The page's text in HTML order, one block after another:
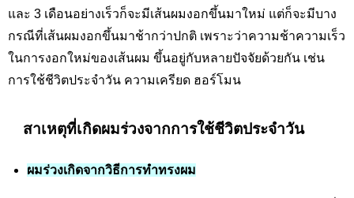
และ 3 เดือนอย่างเร็วก็จะมีเส้นผมงอกขึ้นมาใหม่ แต่ก็จะมีบาง
กรณีที่เส้นผมงอกขึ้นมาช้ากว่าปกติ เพราะว่าความช้าความเร็ว
ในการงอกใหม่ของเส้นผม ขึ้นอยู่กับหลายปัจจัยด้วยกัน เช่น
การใช้ชีวิตประจำวัน ความเครียด ฮอร์โมน
สาเหตุที่เกิดผมร่วงจากการใช้ชีวิตประจำวัน
ผมร่วงเกิดจากวิธีการทำทรงผม